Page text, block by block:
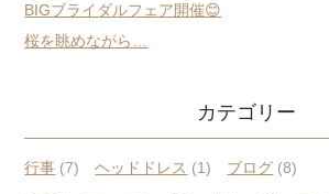
BIGブライダルフェア開催😊
桜を眺めながら…
カテゴリー
行事 (7) ヘッドドレス (1) ブログ (8)